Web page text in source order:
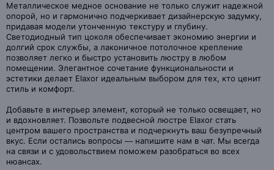
Металлическое медное основание не только служит надежной
опорой, но и гармонично подчеркивает дизайнерскую задумку,
придавая модели утонченную текстуру и глубину.
Светодиодный тип цоколя обеспечивает экономию энергии и
долгий срок службы, а лаконичное потолочное крепление
позволяет легко и быстро установить люстру в любом
помещении. Элегантное сочетание функциональности и
эстетики делает Elaxor идеальным выбором для тех, кто ценит
стиль и комфорт.
Добавьте в интерьер элемент, который не только освещает, но
и вдохновляет. Позвольте подвесной люстре Elaxor стать
центром вашего пространства и подчеркнуть ваш безупречный
вкус. Если остались вопросы — напишите нам в чат. Мы всегда
на связи и с удовольствием поможем разобраться во всех
нюансах.